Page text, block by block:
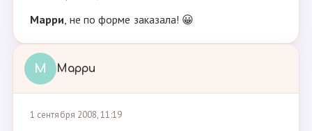
Марри, не по форме заказала! 😀
М Марри
1 сентября 2008, 11:19